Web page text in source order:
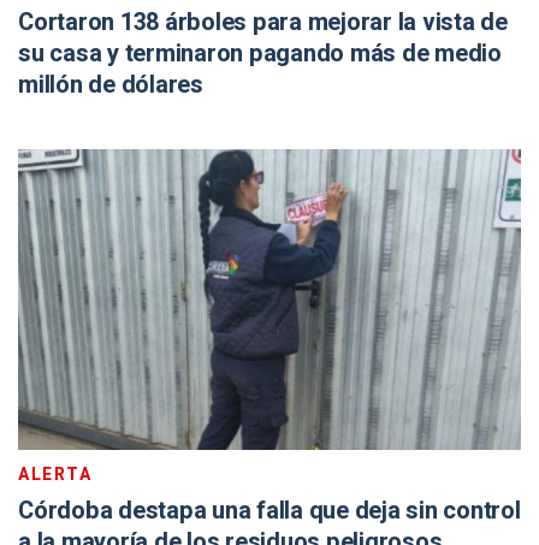
Cortaron 138 árboles para mejorar la vista de
su casa y terminaron pagando más de medio
millón de dólares
ALERTA
Córdoba destapa una falla que deja sin control